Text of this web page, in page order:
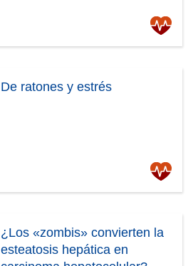
De ratones y estrés
¿Los «zombis» convierten la
esteatosis hepática en